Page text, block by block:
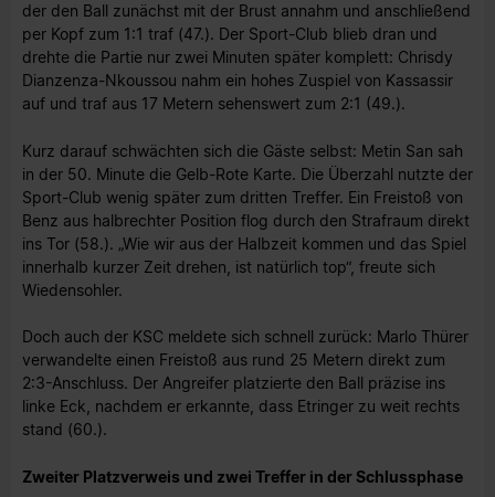
der den Ball zunächst mit der Brust annahm und anschließend
per Kopf zum 1:1 traf (47.). Der Sport-Club blieb dran und
drehte die Partie nur zwei Minuten später komplett: Chrisdy
Dianzenza-Nkoussou nahm ein hohes Zuspiel von Kassassir
auf und traf aus 17 Metern sehenswert zum 2:1 (49.).
Kurz darauf schwächten sich die Gäste selbst: Metin San sah
in der 50. Minute die Gelb-Rote Karte. Die Überzahl nutzte der
Sport-Club wenig später zum dritten Treffer. Ein Freistoß von
Benz aus halbrechter Position flog durch den Strafraum direkt
ins Tor (58.). „Wie wir aus der Halbzeit kommen und das Spiel
innerhalb kurzer Zeit drehen, ist natürlich top“, freute sich
Wiedensohler.
Doch auch der KSC meldete sich schnell zurück: Marlo Thürer
verwandelte einen Freistoß aus rund 25 Metern direkt zum
2:3-Anschluss. Der Angreifer platzierte den Ball präzise ins
linke Eck, nachdem er erkannte, dass Etringer zu weit rechts
stand (60.).
Zweiter Platzverweis und zwei Treffer in der Schlussphase